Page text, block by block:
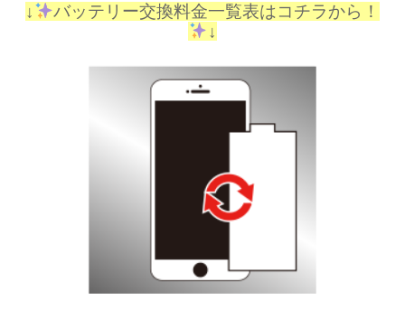
↓
バッテリー交換料金一覧表はコチラから！
↓